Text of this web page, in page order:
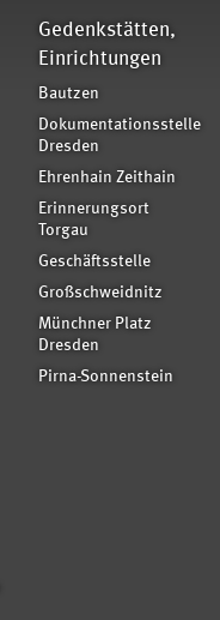
Gedenkstätten,
Einrichtungen
Bautzen
Dokumentationsstelle
Dresden
Ehrenhain Zeithain
Erinnerungsort
Torgau
Geschäftsstelle
Großschweidnitz
Münchner Platz
Dresden
Pirna-Sonnenstein